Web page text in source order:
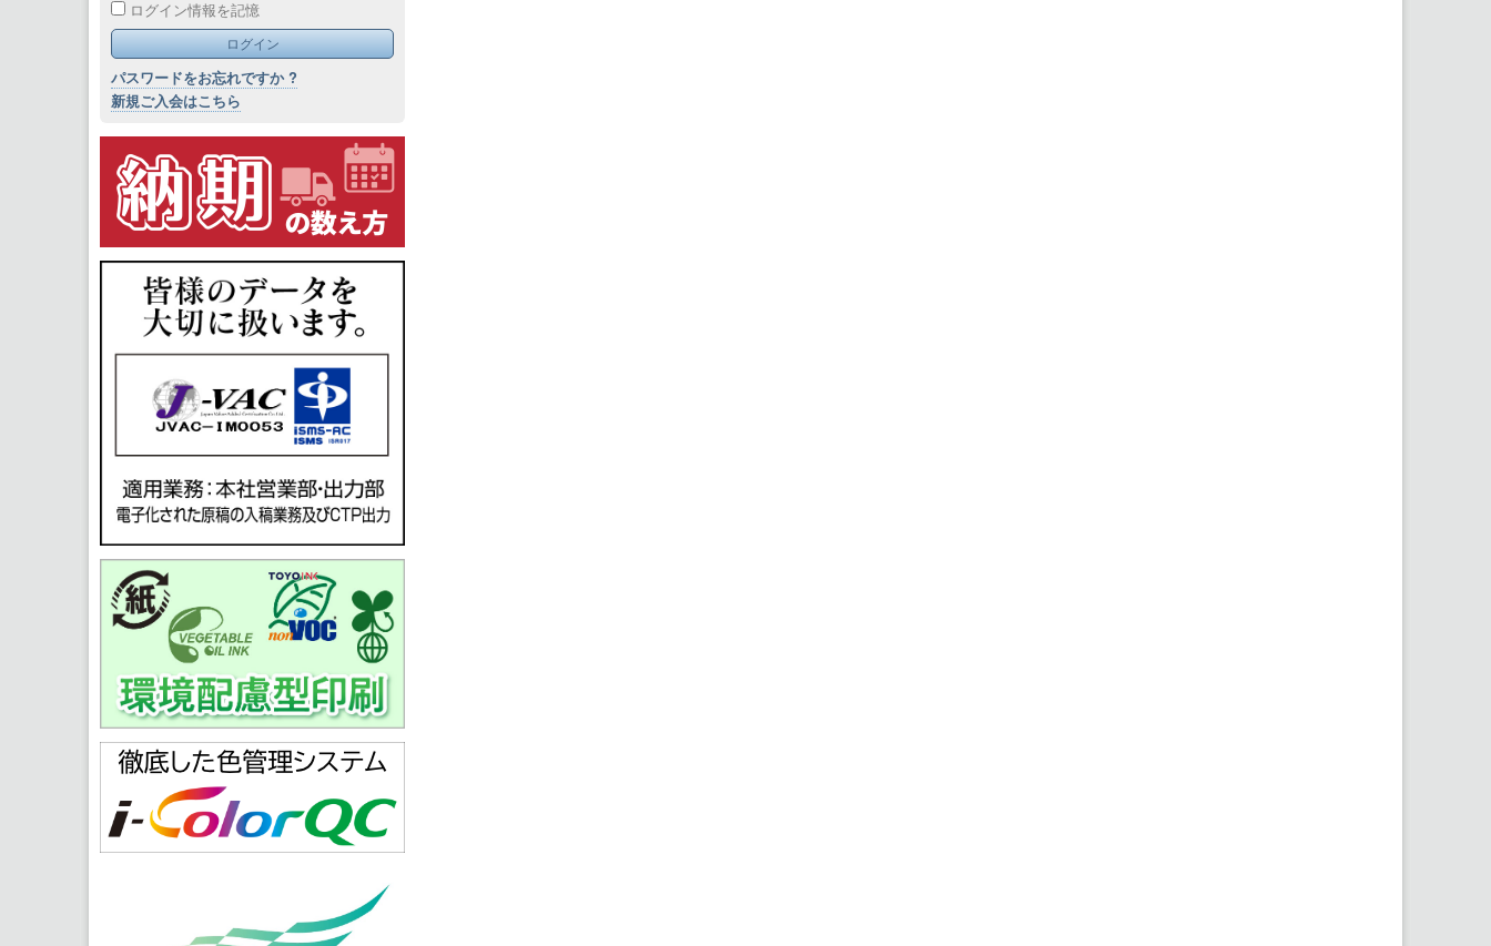
ログイン情報を記憶
パスワードをお忘れですか ?
新規ご入会はこちら